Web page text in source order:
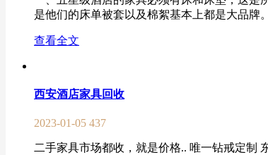
是他们的床单被套以及棉絮基本上都是大品牌
查看全文
西安酒店家具回收
2023-01-05 437
二手家具市场都收，就是价格.. 唯一钻戒定制